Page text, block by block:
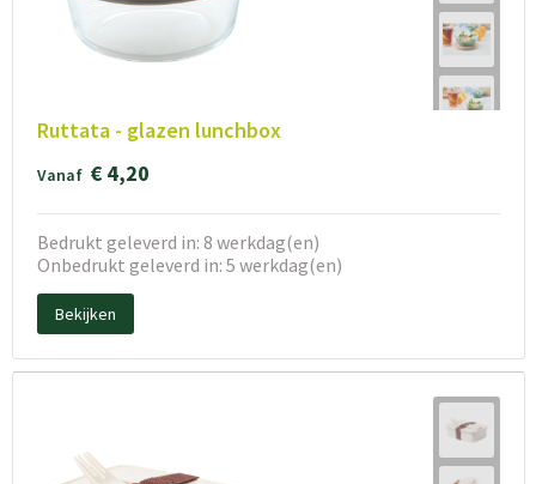
Ruttata - glazen lunchbox
Vanaf € 4,20
Bedrukt geleverd in: 8 werkdag(en)
Onbedrukt geleverd in: 5 werkdag(en)
Bekijken